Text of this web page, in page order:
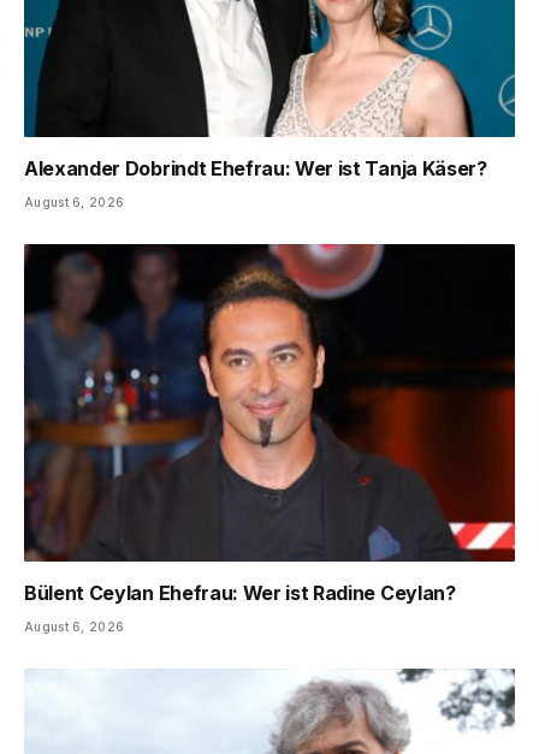
Alexander Dobrindt Ehefrau: Wer ist Tanja Käser?
August 6, 2026
Bülent Ceylan Ehefrau: Wer ist Radine Ceylan?
August 6, 2026